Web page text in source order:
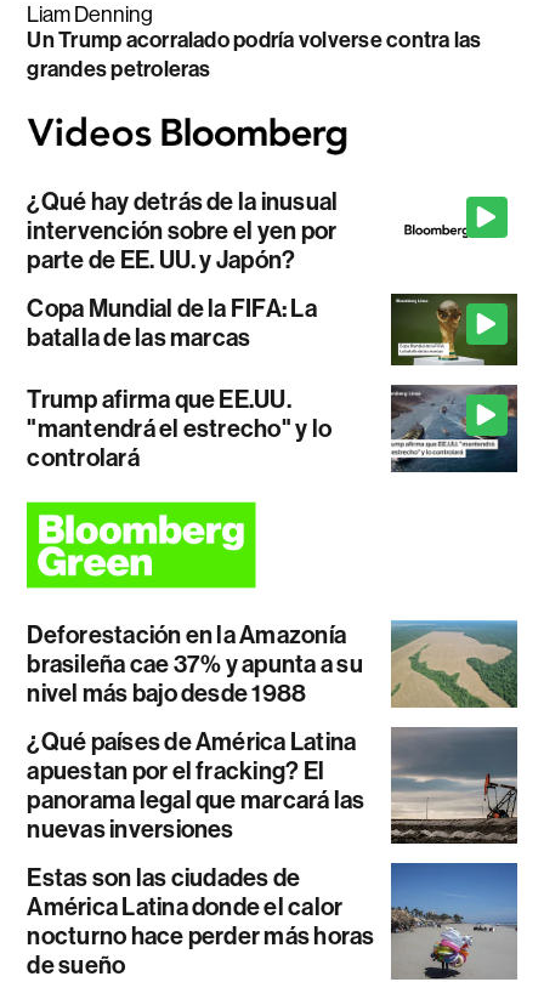
Liam Denning
Un Trump acorralado podría volverse contra las
grandes petroleras
¿Qué hay detrás de la inusual
intervención sobre el yen por
parte de EE. UU. y Japón?
Copa Mundial de la FIFA: La
batalla de las marcas
Trump afirma que EE.UU.
"mantendrá el estrecho" y lo
controlará
Deforestación en la Amazonía
brasileña cae 37% y apunta a su
nivel más bajo desde 1988
¿Qué países de América Latina
apuestan por el fracking? El
panorama legal que marcará las
nuevas inversiones
Estas son las ciudades de
América Latina donde el calor
nocturno hace perder más horas
de sueño